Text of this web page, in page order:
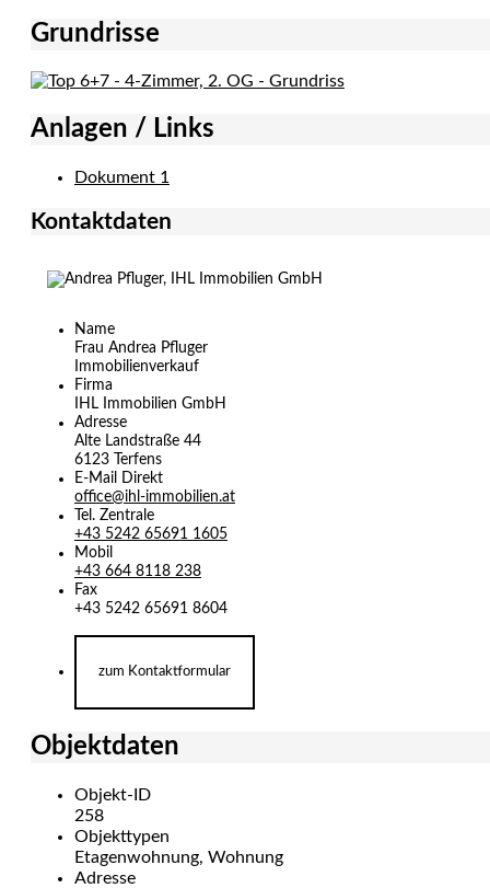
Grundrisse
Anlagen / Links
Dokument 1
Kontaktdaten
Name
Frau Andrea Pfluger
Immobilienverkauf
Firma
IHL Immobilien GmbH
Adresse
Alte Landstraße 44
6123
Terfens
E-Mail Direkt
office@ihl-immobilien.at
Tel. Zentrale
+43 5242 65691 1605
Mobil
+43 664 8118 238
Fax
+43 5242 65691 8604
zum Kontaktformular
Objektdaten
Objekt-ID
258
Objekttypen
Etagenwohnung, Wohnung
Adresse